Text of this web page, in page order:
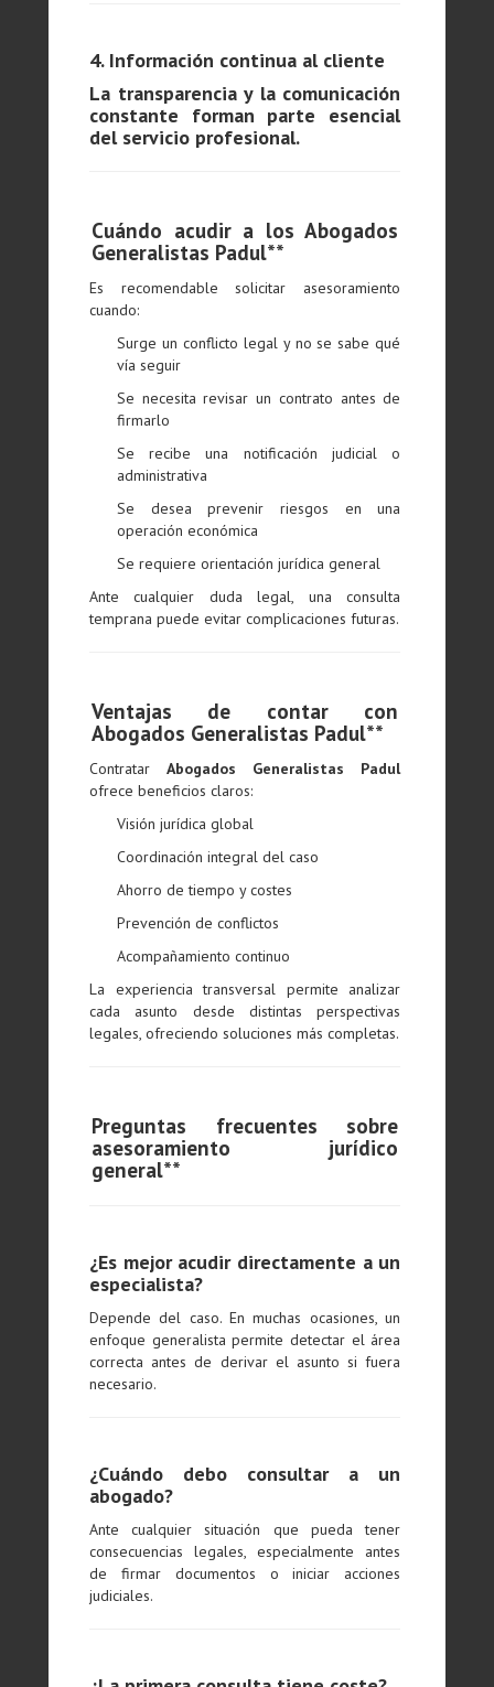
4. Información continua al cliente
La transparencia y la comunicación
constante forman parte esencial
del servicio profesional.
Cuándo acudir a los Abogados
Generalistas Padul**
Es recomendable solicitar asesoramiento
cuando:
Surge un conflicto legal y no se sabe qué
vía seguir
Se necesita revisar un contrato antes de
firmarlo
Se recibe una notificación judicial o
administrativa
Se desea prevenir riesgos en una
operación económica
Se requiere orientación jurídica general
Ante cualquier duda legal, una consulta
temprana puede evitar complicaciones futuras.
Ventajas de contar con
Abogados Generalistas Padul**
ContratarAbogados Generalistas Padul
ofrece beneficios claros:
Visión jurídica global
Coordinación integral del caso
Ahorro de tiempo y costes
Prevención de conflictos
Acompañamiento continuo
La experiencia transversal permite analizar
cada asunto desde distintas perspectivas
legales, ofreciendo soluciones más completas.
Preguntas frecuentes sobre
asesoramiento jurídico
general**
¿Es mejor acudir directamente a un
especialista?
Depende del caso. En muchas ocasiones, un
enfoque generalista permite detectar el área
correcta antes de derivar el asunto si fuera
necesario.
¿Cuándo debo consultar a un
abogado?
Ante cualquier situación que pueda tener
consecuencias legales, especialmente antes
de firmar documentos o iniciar acciones
judiciales.